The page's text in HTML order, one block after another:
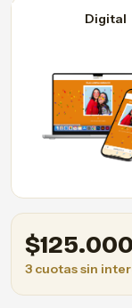
Digital
$125.000
3 cuotas sin